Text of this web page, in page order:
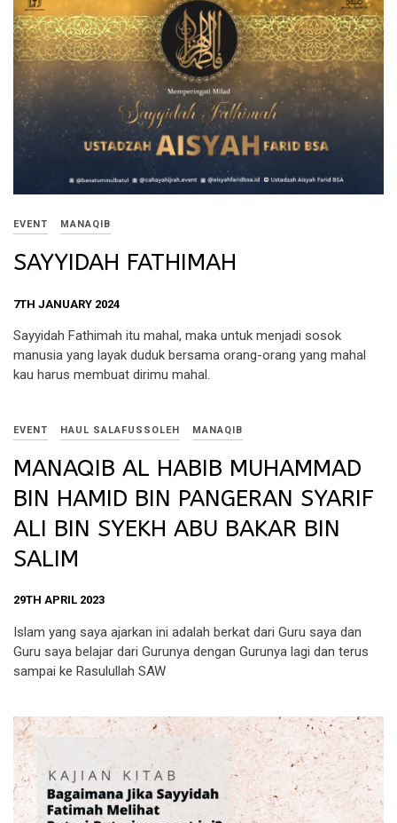
EVENT MANAQIB
SAYYIDAH FATHIMAH
7TH JANUARY 2024
Sayyidah Fathimah itu mahal, maka untuk menjadi sosok
manusia yang layak duduk bersama orang-orang yang mahal
kau harus membuat dirimu mahal.
EVENT HAUL SALAFUSSOLEH MANAQIB
MANAQIB AL HABIB MUHAMMAD
BIN HAMID BIN PANGERAN SYARIF
ALI BIN SYEKH ABU BAKAR BIN
SALIM
29TH APRIL 2023
Islam yang saya ajarkan ini adalah berkat dari Guru saya dan
Guru saya belajar dari Gurunya dengan Gurunya lagi dan terus
sampai ke Rasulullah SAW